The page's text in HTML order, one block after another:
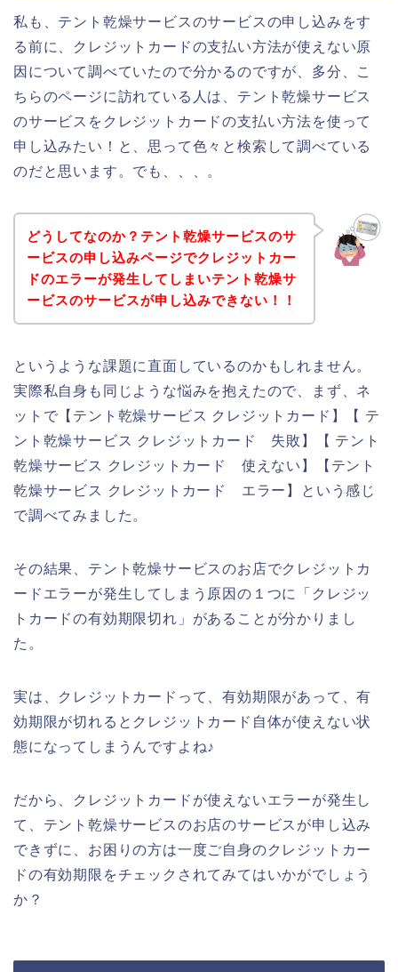
私も、テント乾燥サービスのサービスの申し込みをす
る前に、クレジットカードの支払い方法が使えない原
因について調べていたので分かるのですが、多分、こ
ちらのページに訪れている人は、テント乾燥サービス
のサービスをクレジットカードの支払い方法を使って
申し込みたい！と、思って色々と検索して調べている
のだと思います。でも、、、。
どうしてなのか？テント乾燥サービスのサ
ービスの申し込みページでクレジットカー
ドのエラーが発生してしまいテント乾燥サ
ービスのサービスが申し込みできない！！
というような課題に直面しているのかもしれません。
実際私自身も同じような悩みを抱えたので、まず、ネ
ットで【テント乾燥サービス クレジットカード】【 テ
ント乾燥サービス クレジットカード 失敗】【 テント
乾燥サービス クレジットカード 使えない】【テント
乾燥サービス クレジットカード エラー】という感じ
で調べてみました。
その結果、テント乾燥サービスのお店でクレジットカ
ードエラーが発生してしまう原因の１つに「クレジッ
トカードの有効期限切れ」があることが分かりまし
た。
実は、クレジットカードって、有効期限があって、有
効期限が切れるとクレジットカード自体が使えない状
態になってしまうんですよね♪
だから、クレジットカードが使えないエラーが発生し
て、テント乾燥サービスのお店のサービスが申し込み
できずに、お困りの方は一度ご自身のクレジットカー
ドの有効期限をチェックされてみてはいかがでしょう
か？